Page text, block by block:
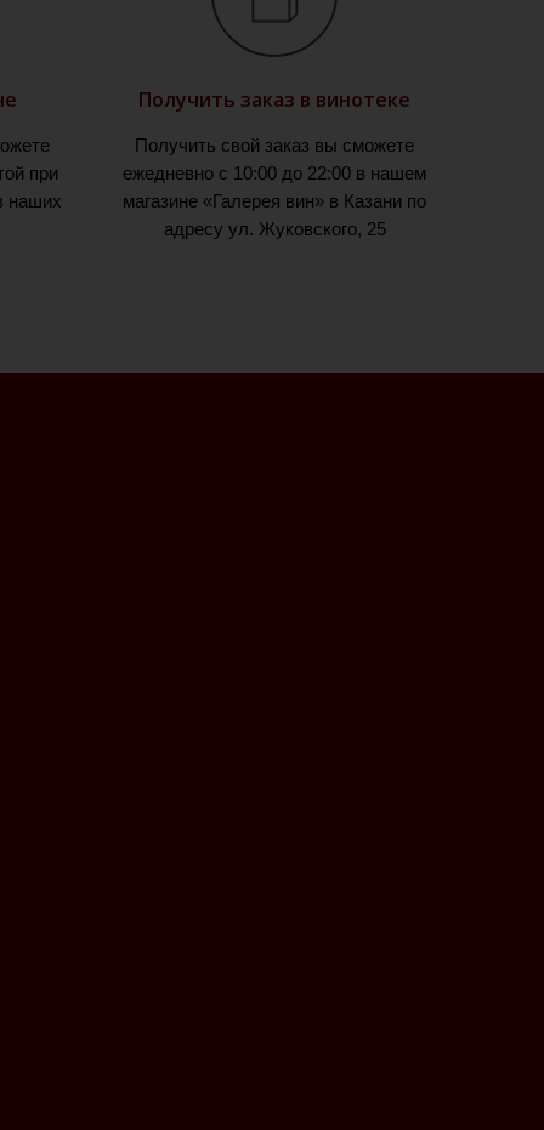
при
наших
Получить заказ в винотеке
Получить свой заказ вы сможете
ежедневно с 10:00 до 22:00 в нашем
магазине «Галерея вин» в Казани по
адресу ул. Жуковского, 25